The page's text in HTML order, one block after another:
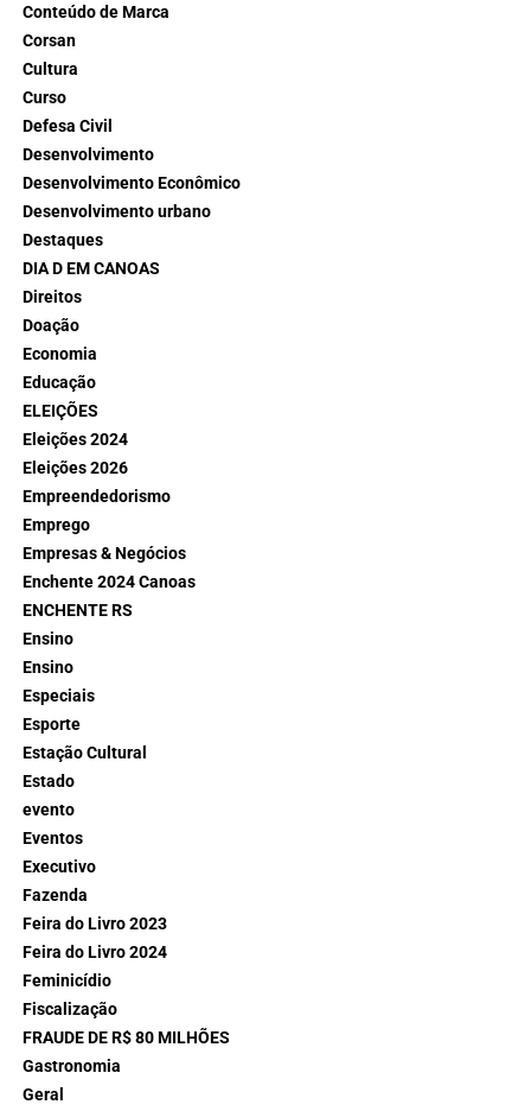
Conteúdo de Marca
Corsan
Cultura
Curso
Defesa Civil
Desenvolvimento
Desenvolvimento Econômico
Desenvolvimento urbano
Destaques
DIA D EM CANOAS
Direitos
Doação
Economia
Educação
ELEIÇÕES
Eleições 2024
Eleições 2026
Empreendedorismo
Emprego
Empresas & Negócios
Enchente 2024 Canoas
ENCHENTE RS
Ensino
Ensino
Especiais
Esporte
Estação Cultural
Estado
evento
Eventos
Executivo
Fazenda
Feira do Livro 2023
Feira do Livro 2024
Feminicídio
Fiscalização
FRAUDE DE R$ 80 MILHÕES
Gastronomia
Geral